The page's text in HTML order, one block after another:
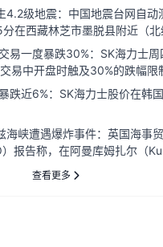
4.2级地震：中国地震台网自动
在西藏林芝市墨脱县附近（
易一度暴跌30%：SK海力士周
易中开盘时触及30%的跌幅限
跌近6%：SK海力士股价在韩
海峡遭遇爆炸事件：英国海事
报告称，在阿曼库姆扎尔（
查看更多